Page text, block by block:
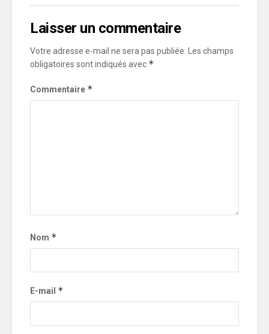
Laisser un commentaire
Votre adresse e-mail ne sera pas publiée.
Les champs
obligatoires sont indiqués avec *
Commentaire *
Nom *
E-mail *